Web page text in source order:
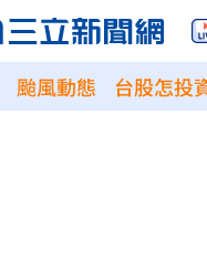
颱風動態 台股怎投